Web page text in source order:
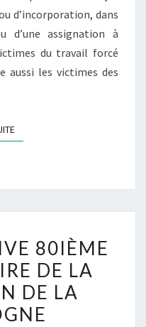
d’incorporation, dans
d’une assignation à
du travail forcé
aussi les victimes des
LIRE LA SUITE
80IÈME
DE LA
DE LA